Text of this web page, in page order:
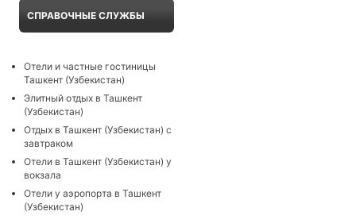
СПРАВОЧНЫЕ СЛУЖБЫ
Отели и частные гостиницы
Ташкент (Узбекистан)
Элитный отдых в Ташкент
(Узбекистан)
Отдых в Ташкент (Узбекистан) с
завтраком
Отели в Ташкент (Узбекистан) у
вокзала
Отели у аэропорта в Ташкент
(Узбекистан)